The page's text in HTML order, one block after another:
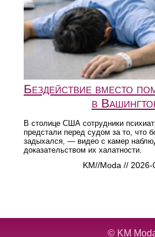
Бездействие вместо
в
В столице США сотрудники
предстали перед судом за то, что
задыхался, — видео с камер
доказательством их халатности.
KM//Moda // 2026-
© KM